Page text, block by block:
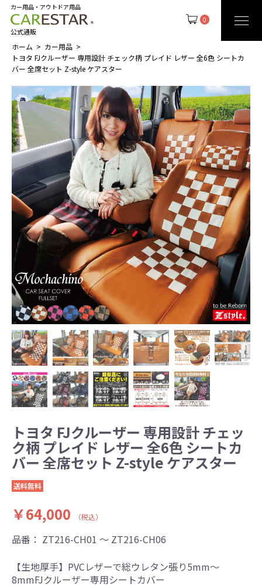
0
カー用品・アウトドア用品
公式通販
ホーム
カー用品
トヨタ FJクルーザー 専用設計 チェック柄 プレイド レザー 全6色 シートカ
バー 全席セット Z-style ケアスター
トヨタ FJクルーザー 専用設計 チェッ
ク柄 プレイド レザー 全6色 シートカ
バー 全席セット Z-style ケアスター
送料無料
￥64,000 （税込）
品番： ZT216-CH01 ～ ZT216-CH06
【生地厚手】PVCレザーで総ウレタン張り5mm～
8mmFJクルーザー専用シートカバー